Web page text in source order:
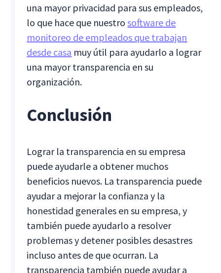
una mayor privacidad para sus empleados,
lo que hace que nuestrosoftware de
monitoreo de empleados que trabajan
desde casa muy útil para ayudarlo a lograr
una mayor transparencia en su
organización.
Conclusión
Lograr la transparencia en su empresa
puede ayudarle a obtener muchos
beneficios nuevos. La transparencia puede
ayudar a mejorar la confianza y la
honestidad generales en su empresa, y
también puede ayudarlo a resolver
problemas y detener posibles desastres
incluso antes de que ocurran. La
transparencia también puede ayudar a